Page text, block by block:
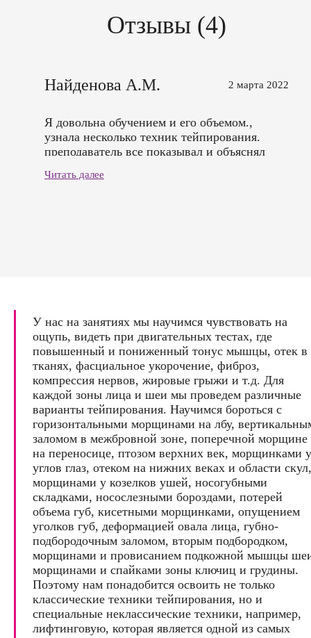
Отзывы (4)
Найденова А.М. 2 марта 2022
Я довольна обучением и его объемом.,
узнала несколько техник тейпирования.
преподаватель все показывал и объяснял
Также преподаватель выдал источники доп.
Читать далее
У нас на занятиях мы научимся чувствовать на
ощупь, видеть при двигательных тестах, где
повышенный и пониженный тонус мышцы, отек в
тканях, фасциальное укорочение, фиброз,
компрессия нервов, жировые грыжи и т.д. Для
каждой зоны лица и шеи мы проведем различные
варианты тейпирования. Научимся бороться с
горизонтальными морщинами на лбу,
заломом в межбровной зоне, поперечной морщине
на переносице, птозом верхних век, морщинками у
углов глаз, отеком на нижних веках и области скул,
морщинами у козелков ушей, носогубными
складками, носослезными бороздами, потерей
объема губ, кисетными морщинками, опущением
уголков губ, деформацией овала лица, губно-
подбородочным заломом, вторым подбородком,
морщинами и провисанием подкожной мышцы
морщинами и спайками зоны ключиц и грудины.
Поэтому нам понадобится освоить не только
классические техники тейпирования, но и
специальные неклассические техники, например,
лифтинговую, которая является одной из самых